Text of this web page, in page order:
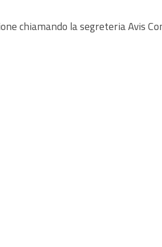
chiamando la segreteria Avis